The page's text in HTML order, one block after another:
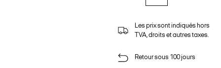
Les prix sont indiqués hors
TVA, droits et autres taxes.
Retour sous 100 jours